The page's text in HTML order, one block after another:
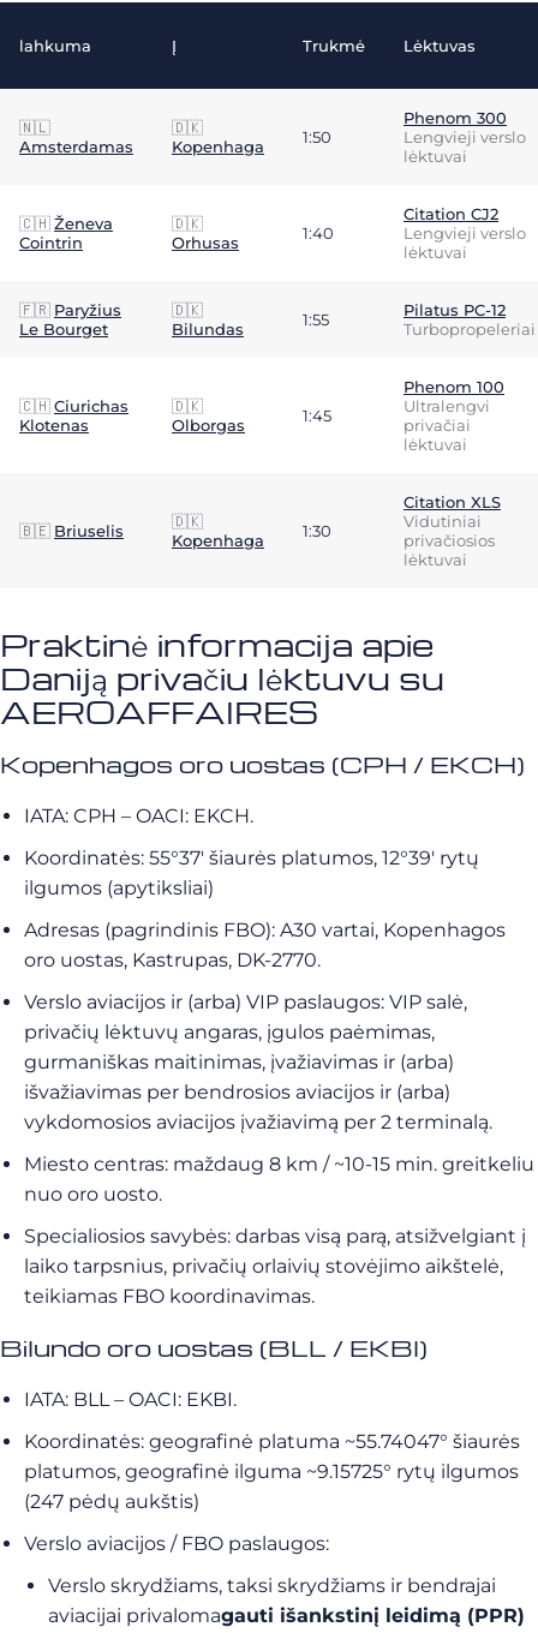
lahkuma Į Trukmė Lėktuvas
🇳🇱
Amsterdamas
🇩🇰
Kopenhaga
1:50
Phenom 300
Lengvieji verslo
lėktuvai
🇨🇭Ženeva
Cointrin
🇩🇰
Orhusas
1:40
Citation CJ2
Lengvieji verslo
lėktuvai
🇫🇷 Paryžius
Le Bourget
🇩🇰
Bilundas
1:55
Pilatus PC-12
Turbopropeleriai
🇨🇭Ciurichas
Klotenas
🇩🇰
Olborgas
1:45
Phenom 100
Ultralengvi
privačiai
lėktuvai
🇧🇪 Briuselis
🇩🇰
Kopenhaga
1:30
Citation XLS
Vidutiniai
privačiosios
lėktuvai
Praktinė informacija apie
Daniją privačiu lėktuvu su
AEROAFFAIRES
Kopenhagos oro uostas (CPH / EKCH)
IATA: CPH – OACI: EKCH.
Koordinatės: 55°37′ šiaurės platumos, 12°39′ rytų
ilgumos (apytiksliai)
Adresas (pagrindinis FBO): A30 vartai, Kopenhagos
oro uostas, Kastrupas, DK-2770.
Verslo aviacijos ir (arba) VIP paslaugos: VIP salė,
privačių lėktuvų angaras, įgulos paėmimas,
gurmaniškas maitinimas, įvažiavimas ir (arba)
išvažiavimas per bendrosios aviacijos ir (arba)
vykdomosios aviacijos įvažiavimą per 2 terminalą.
Miesto centras: maždaug 8 km / ~10-15 min. greitkeliu
nuo oro uosto.
Specialiosios savybės: darbas visą parą, atsižvelgiant į
laiko tarpsnius, privačių orlaivių stovėjimo aikštelė,
teikiamas FBO koordinavimas.
Bilundo oro uostas (BLL / EKBI)
IATA: BLL – OACI: EKBI.
Koordinatės: geografinė platuma ~55.74047° šiaurės
platumos, geografinė ilguma ~9.15725° rytų ilgumos
(247 pėdų aukštis)
Verslo aviacijos / FBO paslaugos:
Verslo skrydžiams, taksi skrydžiams ir bendrajai
aviacijai privalomagauti išankstinį leidimą (PPR)